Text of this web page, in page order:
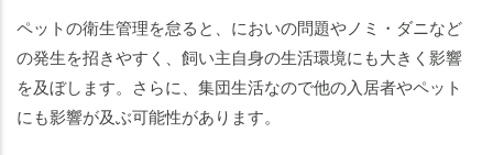
ペットの衛生管理を怠ると、においの問題やノミ・ダニなど
の発生を招きやすく、飼い主自身の生活環境にも大きく影響
を及ぼします。さらに、集団生活なので他の入居者やペット
にも影響が及ぶ可能性があります。